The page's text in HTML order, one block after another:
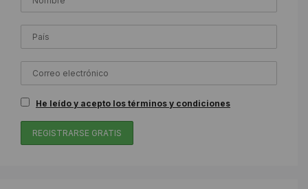
He leído y acepto los términos y condiciones